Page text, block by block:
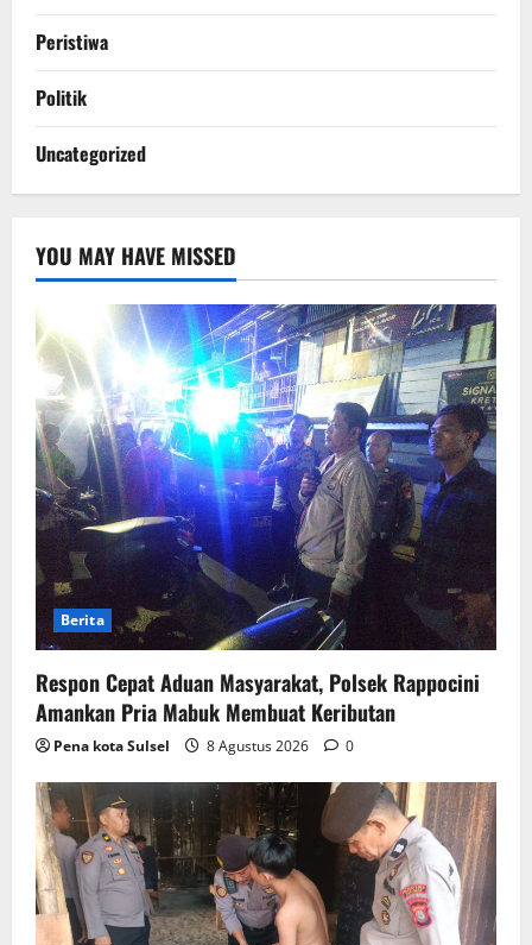
Peristiwa
Politik
Uncategorized
YOU MAY HAVE MISSED
Berita
Respon Cepat Aduan Masyarakat, Polsek Rappocini
Amankan Pria Mabuk Membuat Keributan
Pena kota Sulsel 8 Agustus 2026 0